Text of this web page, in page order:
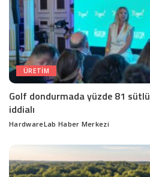
ÜRETIM
Golf dondurmada yüzde 81
iddialı
Posted
HardwareLab Haber Merkezi